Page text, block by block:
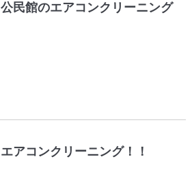
公民館のエアコンクリーニング
エアコンクリーニング！！